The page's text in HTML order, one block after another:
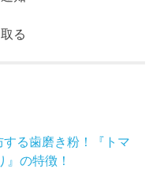
る
る歯磨き粉！『トマ
』の特徴！